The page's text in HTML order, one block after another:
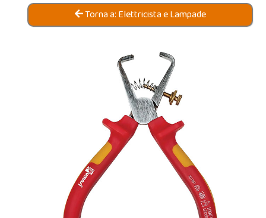
Torna a: Elettricista e Lampade